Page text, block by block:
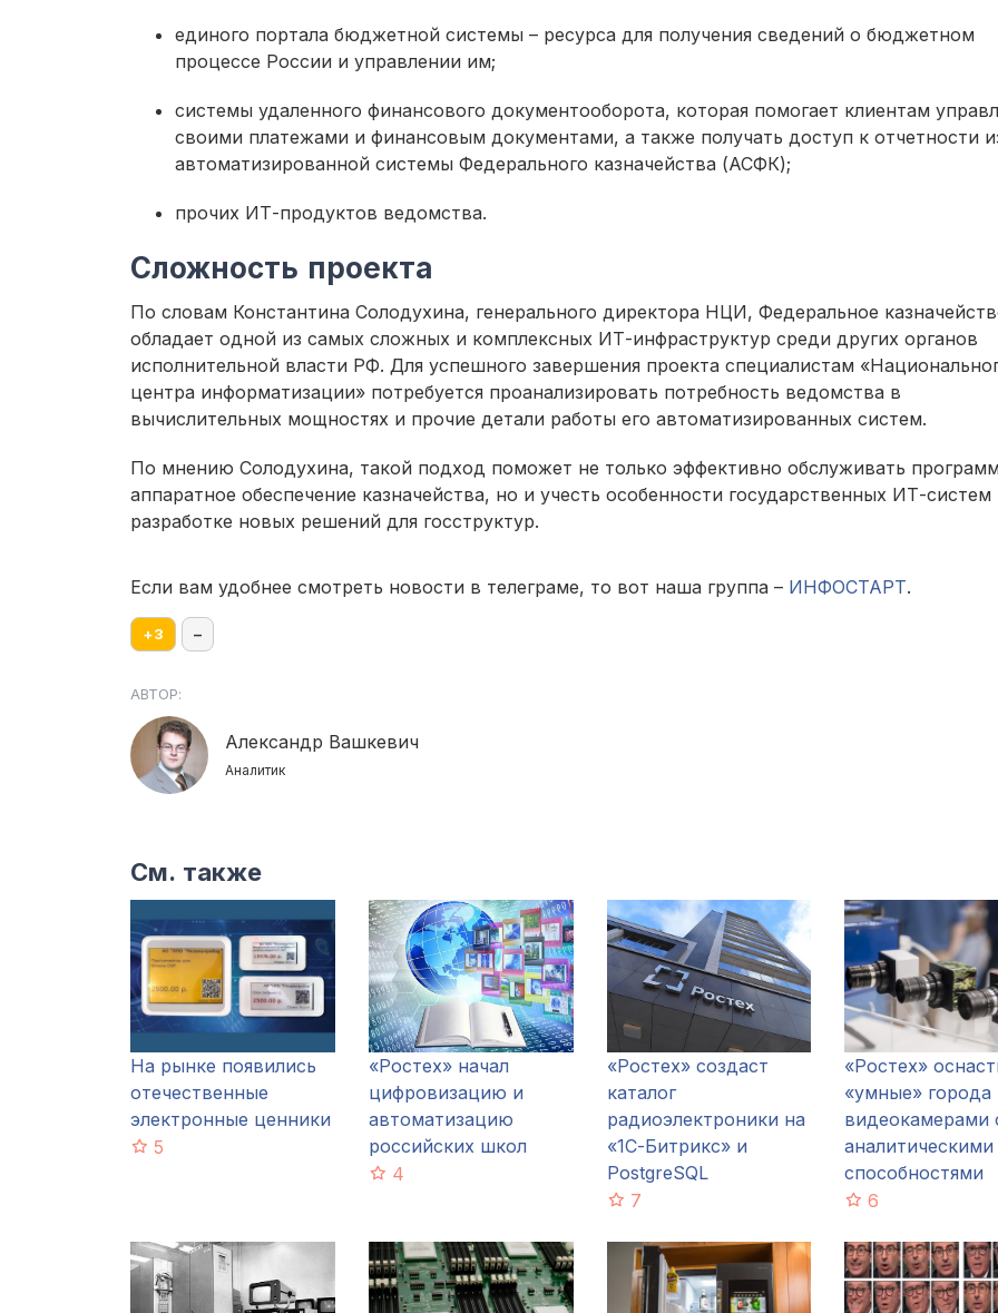
единого портала бюджетной системы – ресурса для получения сведений о бюджетном
процессе России и управлении им;
системы удаленного финансового документооборота, которая помогает клиентам
своими платежами и финансовым документами, а также получать доступ к отчетности
автоматизированной системы Федерального казначейства (АСФК);
прочих ИТ-продуктов ведомства.
Сложность проекта
По словам Константина Солодухина, генерального директора НЦИ, Федеральное
обладает одной из самых сложных и комплексных ИТ-инфраструктур среди других органов
исполнительной власти РФ. Для успешного завершения проекта специалистам
центра информатизации» потребуется проанализировать потребность ведомства в
вычислительных мощностях и прочие детали работы его автоматизированных систем.
По мнению Солодухина, такой подход поможет не только эффективно обслуживать
аппаратное обеспечение казначейства, но и учесть особенности государственных ИТ-систем
разработке новых решений для госструктур.
Если вам удобнее смотреть новости в телеграме, то вот наша группа – ИНФОСТАРТ.
+3 –
АВТОР:
Александр Вашкевич
Аналитик
См. также
На рынке появились
отечественные
электронные ценники
5
«Ростех» начал
цифровизацию и
автоматизацию
российских школ
4
«Ростех» создаст
каталог
радиоэлектроники на
«1С-Битрикс» и
PostgreSQL
7
«Ростех»
«умные» города
видеокамерами
аналитическими
способностями
6